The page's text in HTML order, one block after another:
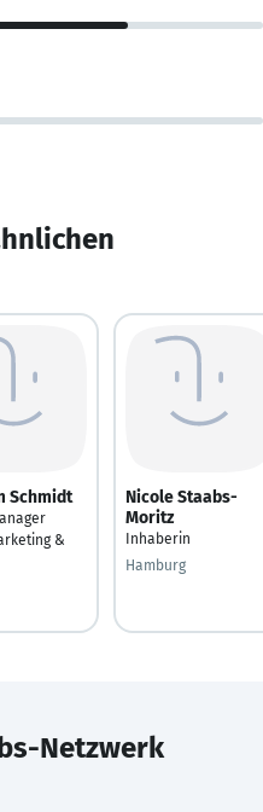
Schmidt
&
Nicole Staabs-
Moritz
Inhaberin
Hamburg
Netzwerk